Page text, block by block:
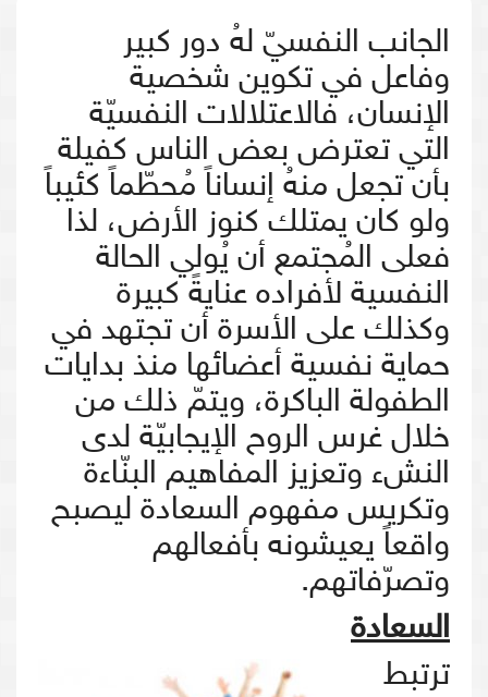
الجانب النفسيّ لهُ دور كبير
وفاعل في تكوين شخصية
الإنسان، فالاعتلالات النفسيّة
التي تعترض بعض الناس كفيلة
بأن تجعل منهُ إنساناً مُحطّماً كئيباً
ولو كان يمتلك كنوز الأرض، لذا
فعلى المُجتمع أن يُولي الحالة
النفسية لأفراده عنايةً كبيرة
وكذلك على الأسرة أن تجتهد في
حماية نفسية أعضائها منذ بدايات
الطفولة الباكرة، ويتمّ ذلك من
خلال غرس الروح الإيجابيّة لدى
النشء وتعزيز المفاهيم البنّاءة
وتكريس مفهوم السعادة ليصبح
واقعاً يعيشونه بأفعالهم
وتصرّفاتهم.
السعادة
ترتبط